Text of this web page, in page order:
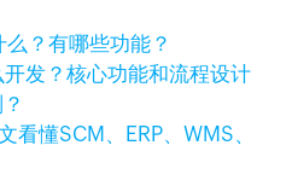
？有哪些功能？
发？核心功能和流程设计
看懂SCM、ERP、WMS、